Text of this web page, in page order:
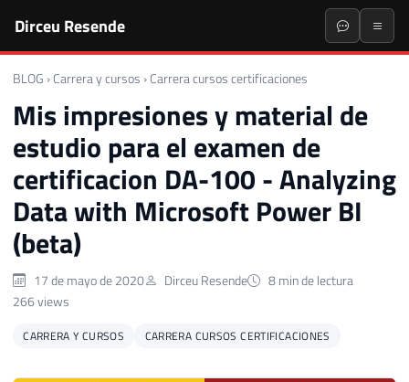
Dirceu Resende
BLOG › Carrera y cursos › Carrera cursos certificaciones
Mis impresiones y material de
estudio para el examen de
certificacion DA-100 - Analyzing
Data with Microsoft Power BI
(beta)
17 de mayo de 2020 Dirceu Resende
8 min de lectura
266 views
CARRERA Y CURSOS CARRERA CURSOS CERTIFICACIONES